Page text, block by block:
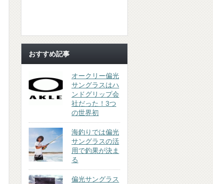
おすすめ記事
オークリー偏光
サングラスはハ
ンドグリップ会
社だった！3つ
の世界初
海釣りでは偏光
サングラスの活
用で釣果が決ま
る
偏光サングラス